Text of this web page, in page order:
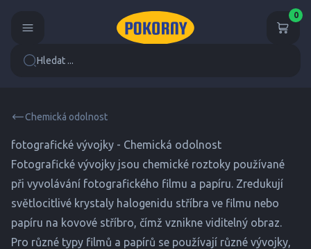
Hledat ...
0
Chemická odolnost
fotografické vývojky - Chemická odolnost
Fotografické vývojky jsou chemické roztoky používané
při vyvolávání fotografického filmu a papíru. Zredukují
světlocitlivé krystaly halogenidu stříbra ve filmu nebo
papíru na kovové stříbro, čímž vznikne viditelný obraz.
Pro různé typy filmů a papírů se používají různé vývojky,